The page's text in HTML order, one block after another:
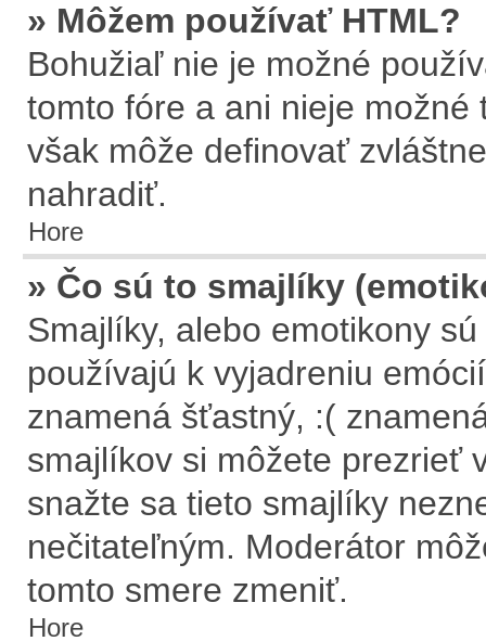
» Môžem používať HTML?
Bohužiaľ nie je možné
tomto fóre a ani nieje
však môže definovať
nahradiť.
Hore
» Čo sú to smajlíky
Smajlíky, alebo emotikony
používajú k vyjadreniu
znamená šťastný, :(
smajlíkov si môžete prezrieť
snažte sa tieto smajlíky
nečitateľným. Moderátor
tomto smere zmeniť.
Hore